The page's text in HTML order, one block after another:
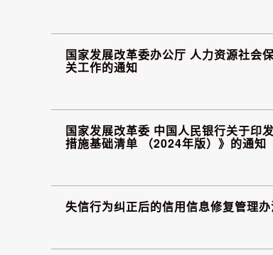
国家发展改革委办公厅 人力资源社会
关工作的通知
国家发展改革委 中国人民银行关于印
措施基础清单 （2024年版）》的通知
失信行为纠正后的信用信息修复管理办